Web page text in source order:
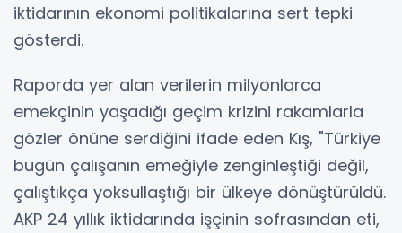
iktidarının ekonomi politikalarına sert tepki
gösterdi.
Raporda yer alan verilerin milyonlarca
emekçinin yaşadığı geçim krizini rakamlarla
gözler önüne serdiğini ifade eden Kış, "Türkiye
bugün çalışanın emeğiyle zenginleştiği değil,
çalıştıkça yoksullaştığı bir ülkeye dönüştürüldü.
AKP 24 yıllık iktidarında işçinin sofrasından eti,